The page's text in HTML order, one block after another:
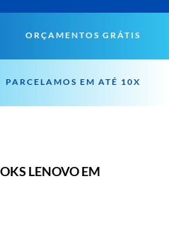
ORÇAMENTOS GRÁTIS
PARCELAMOS EM ATÉ 10X
LENOVO EM